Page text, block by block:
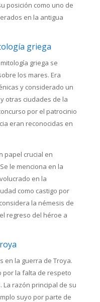
posición como uno de
en la antigua
griega
griega se
los mares. Era
y considerado un
otras ciudades de la
por el patrocinio
eran reconocidas en
papel crucial en
le menciona en la
en la
como castigo por
la némesis de
regreso del héroe a
en la guerra de Troya.
por la falta de respeto
La razón principal de su
suyo por parte de